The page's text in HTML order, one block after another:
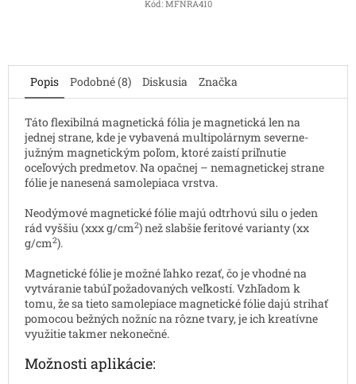
Kód: MFNRA410
Popis Podobné (8) Diskusia Značka
Táto flexibilná magnetická fólia je magnetická len na
jednej strane, kde je vybavená multipolárnym severne-
južným magnetickým poľom, ktoré zaistí priľnutie
oceľových predmetov. Na opačnej – nemagnetickej strane
fólie je nanesená samolepiaca vrstva.
Neodýmové magnetické fólie majú odtrhovú silu o jeden
rád vyššiu (xxx g/cm2) než slabšie feritové varianty (xx
g/cm2).
Magnetické fólie je možné ľahko rezať, čo je vhodné na
vytváranie tabúľ požadovaných veľkostí. Vzhľadom k
tomu, že sa tieto samolepiace magnetické fólie dajú strihať
pomocou bežných nožníc na rôzne tvary, je ich kreatívne
využitie takmer nekonečné.
Možnosti aplikácie: